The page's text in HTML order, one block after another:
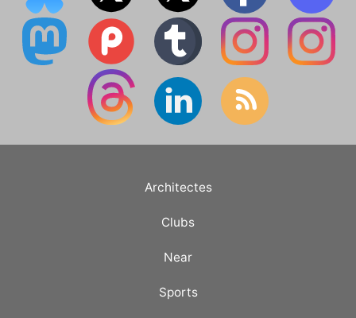
Architectes
Clubs
Near
Sports